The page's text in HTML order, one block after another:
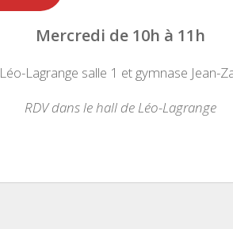
Mercredi de 10h à 11h
Léo-Lagrange salle 1 et gymnase Jean-
RDV dans le hall de Léo-Lagrange